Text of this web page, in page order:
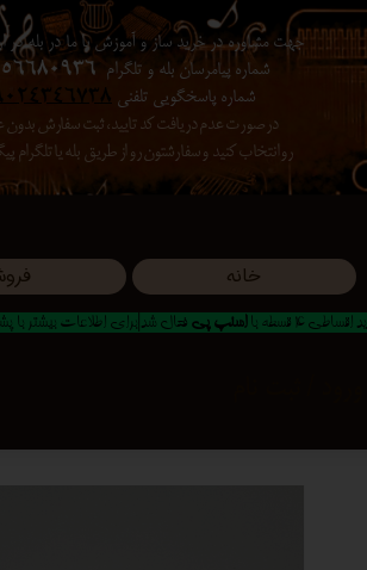
خانه
جهت مشاوره در خرید ساز و آموزش با ما در بله در
شماره پیامرسان بله و تلگرام
شماره پاسخگویی تلفنی
در صورت عدم دریافت کد تایید ، ثبت سفارش
رو انتخاب کنید ​​​​​​​ و سفارشتون رو از طریق بله یا تلگرام
حساب کاربری من
تغییر گذر واژه
سفارشات
اقساطی 4 قسطه با اسنپ پی فعال شد|برای اطلاعات بیشتر با